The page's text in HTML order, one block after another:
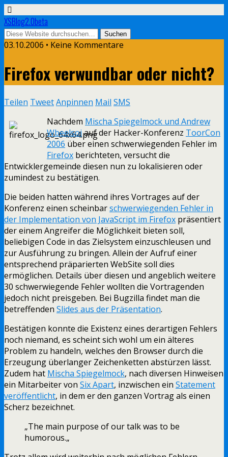
XSBlog2.0beta
03.10.2006 • Keine Kommentare
Firefox verwundbar oder nicht?
Teilen TweetAnpinnen Mail SMS
Nachdem Mischa Spiegelmock und Andrew
Wbeelsoiauf der Hacker-Konferenz ToorCon
2006 über einen schwerwiegenden Fehler im
Firefox berichteten, versucht die
Entwicklergemeinde diesen nun zu lokalisieren oder
zumindest zu bestätigen.
Die beiden hatten während ihres Vortrages auf der
Konferenz einen scheinbarschwerwiegenden Fehler in
der Implementation von JavaScript im Firefox präsentiert
der einem Angreifer die Möglichkeit bieten soll,
beliebigen Code in das Zielsystem einzuschleusen und
zur Ausführung zu bringen. Allein der Aufruf einer
entsprechend präparierten WebSite soll dies
ermöglichen. Details über diesen und angeblich weitere
30 schwerwiegende Fehler wollten die Vortragenden
jedoch nicht preisgeben. Bei Bugzilla findet man die
betreffenden Slides aus der Präsentation.
Bestätigen konnte die Existenz eines derartigen Fehlers
noch niemand, es scheint sich wohl um ein älteres
Problem zu handeln, welches den Browser durch die
Erzeugung überlanger Zeichenketten abstürzen lässt.
Zudem hat Mischa Spiegelmock, nach diversen Hinweisen
ein Mitarbeiter von Six Apart, inzwischen ein Statement
veröffentlicht, in dem er den ganzen Vortrag als einen
Scherz bezeichnet.
„The main purpose of our talk was to be
humorous.„